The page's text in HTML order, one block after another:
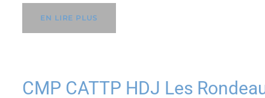
EN LIRE PLUS
CMP CATTP HDJ Les